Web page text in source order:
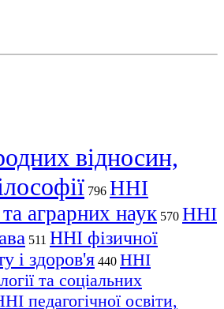
відносин,
796 ННІ
аграрних наук 570 ННІ
511 ННІ фізичної
і здоров'я 440 ННІ
та соціальних
педагогічної освіти,